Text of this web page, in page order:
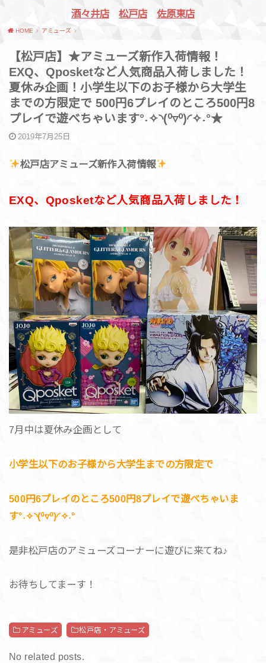
酒々井店 松戸店 佐原東店
HOME アミューズ
【松戸店】★アミューズ新作入荷情報！
EXQ、Qposketなど人気商品入荷しました！
夏休み企画！小学生以下のお子様から大学生
までの方限定で 500円6プレイのところ500円8
プレイで遊べちゃいます°˖✧◝(⁰▿⁰)◜✧˖°★
2019年7月25日
松戸店アミューズ新作入荷情報
EXQ、Qposketなど人気商品入荷しました！
7月中は夏休み企画として
小学生以下のお子様から大学生までの方限定で
500円6プレイのところ500円8プレイで遊べちゃいま
す°˖✧◝(⁰▿⁰)◜✧˖°
是非松戸店のアミューズコーナーに遊びに来てね♪
お待ちしてまーす！
アミューズ 松戸店・アミューズ
No related posts.